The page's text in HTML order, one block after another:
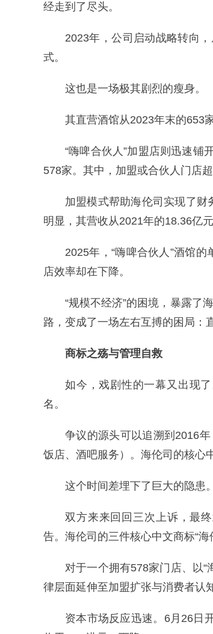
经走到了尽头。
2023年，公司启动战略转向
式。
这也是一场极其剧烈的瘦身。
其直营酒馆从2023年末的653
“嗨啤合伙人”加盟店则迅速铺
578家。其中，加盟或合伙人门店超
加盟模式帮助海伦司实现了
明显，其营收从2021年的18.36亿
2025年，“嗨啤合伙人”酒馆
店效率却在下降。
“规模不经济”的困境，暴露了
路，变成了一场左右互搏的困局：
商标之殇与管理自救
如今，戏剧性的一幕又出现
名。
争议的源头可以追溯到2016
饭店、酒吧服务）。海伦司的核心
这个时间差埋下了巨大的隐患。
双方来来回回三次上诉，最
告。海伦司的三件核心中文商标“海
对于一个拥有578家门店、以
律层面延伸至加盟扩张与消费者认
资本市场反应迅速。6月26日